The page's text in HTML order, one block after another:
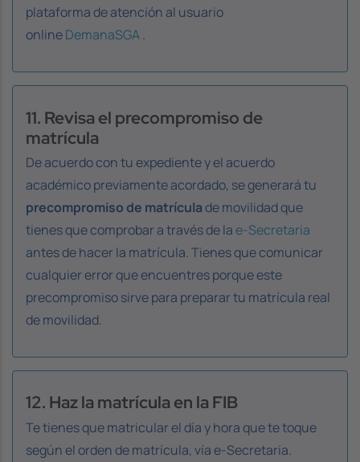
plataforma de atención al usuario
onlineDemanaSGA.
11. Revisa el precompromiso de
matrícula
De acuerdo con tu expediente y el acuerdo
académico previamente acordado, se generará tu
precompromiso de matrículade movilidad que
tienes que comprobar a través de lae-Secretaria
antes de hacer la matrícula. Tienes que comunicar
cualquier error que encuentres porque este
precompromiso sirve para preparar tu matrícula real
de movilidad.
12. Haz la matrícula en la FIB
Te tienes que matricular el día y hora que te toque
según el orden de matrícula, vía e-Secretaria.